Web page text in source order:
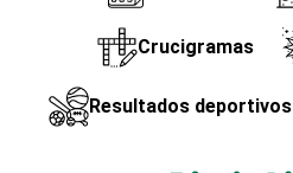
Crucigramas
Resultados deportivos